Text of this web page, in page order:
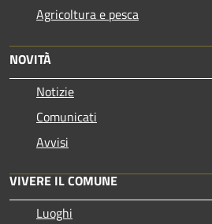
Agricoltura e pesca
NOVITÀ
Notizie
Comunicati
Avvisi
VIVERE IL COMUNE
Luoghi